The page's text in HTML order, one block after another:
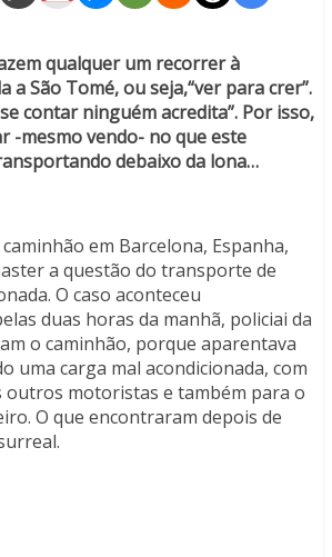
qualquer um recorrer à
a São Tomé, ou seja,“ver para crer”.
contar ninguém acredita”. Por isso,
-mesmo vendo- no que este
debaixo da lona…
em Barcelona, Espanha,
a questão do transporte de
O caso aconteceu
duas horas da manhã, policiai da
o caminhão, porque aparentava
uma carga mal acondicionada, com
outros motoristas e também para o
O que encontraram depois de